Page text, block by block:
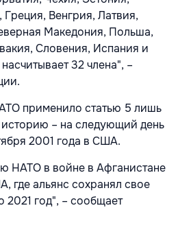
Венгрия, Латвия,
Македония, Польша,
Словения, Испания и
32 члена", –
применило статью 5 лишь
– на следующий день
2001 года в США.
НАТО в войне в Афганистане
где альянс сохранял свое
2021 год", – сообщает